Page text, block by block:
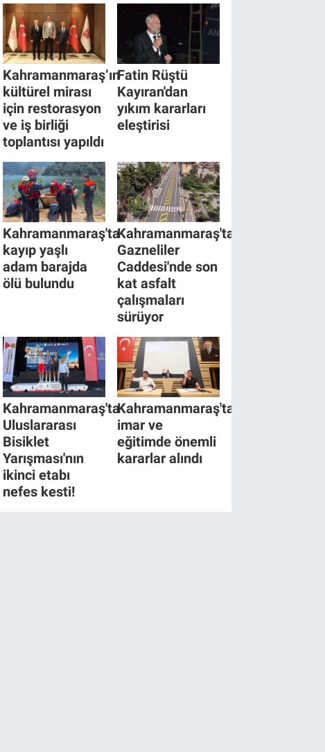
Kahramanmaraş’ın
kültürel mirası
için restorasyon
ve iş birliği
toplantısı yapıldı
Fatin Rüştü
Kayıran'dan
yıkım kararları
eleştirisi
Kahramanmaraş'ta
kayıp yaşlı
adam barajda
ölü bulundu
Kahramanmaraş'ta
Gazneliler
Caddesi'nde son
kat asfalt
çalışmaları
sürüyor
Kahramanmaraş'ta
Uluslararası
Bisiklet
Yarışması'nın
ikinci etabı
nefes kesti!
Kahramanmaraş'ta
imar ve
eğitimde önemli
kararlar alındı